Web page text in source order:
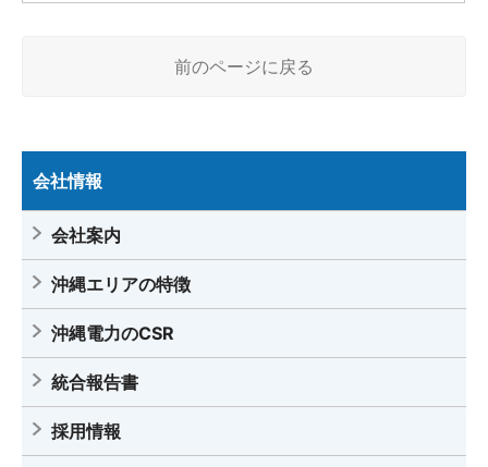
前のページに戻る
会社情報
会社案内
沖縄エリアの特徴
沖縄電力のCSR
統合報告書
採用情報